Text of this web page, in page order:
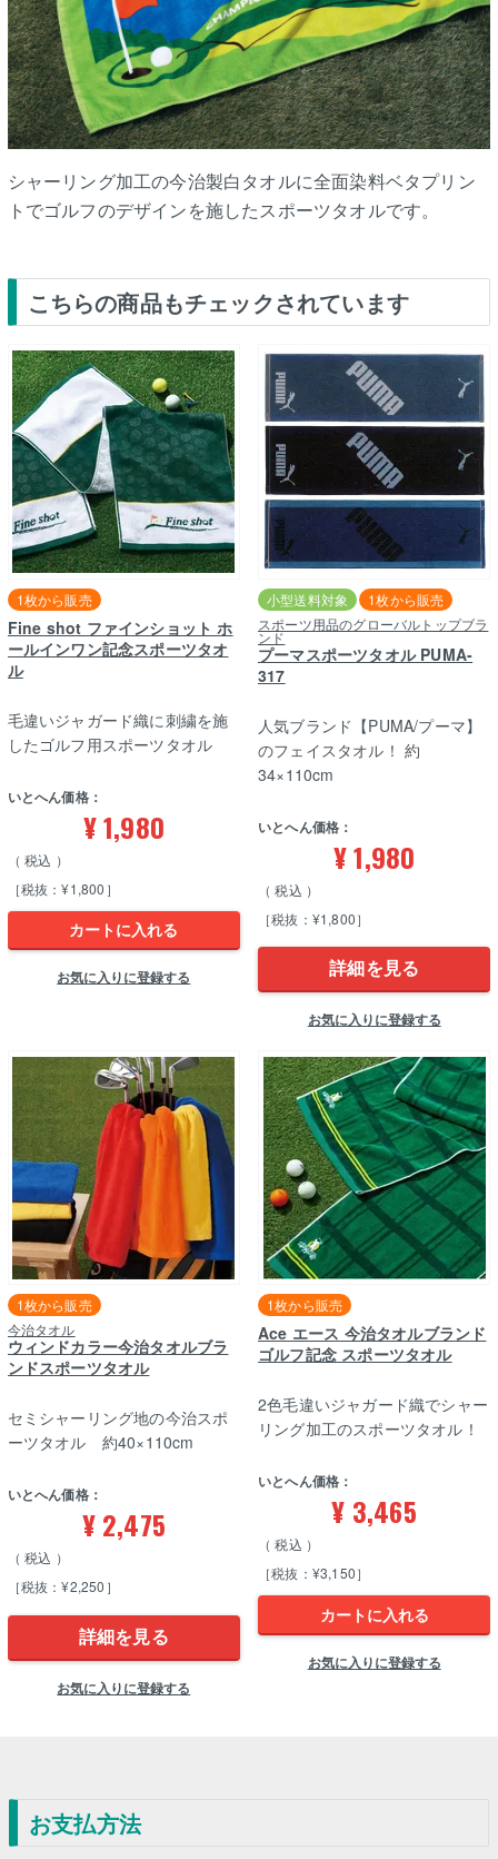
シャーリング加工の今治製白タオルに全面染料ベタプリン
トでゴルフのデザインを施したスポーツタオルです。
こちらの商品もチェックされています
Fine shot ファインショット ホ
ールインワン記念スポーツタオ
ル
1枚から販売
いとへん価格：
¥1,980
税込
［税抜：¥1,800］
毛違いジャガード織に刺繍を施
したゴルフ用スポーツタオル
カートに入れる
お気に入りに登録する
スポーツ用品のグローバルトップブラ
ンド
プーマスポーツタオル PUMA-
317
小型送料対象 1枚から販売
いとへん価格：
¥1,980
税込
［税抜：¥1,800］
人気ブランド【PUMA/プーマ】
のフェイスタオル！ 約
34×110cm
詳細を見る
お気に入りに登録する
今治タオル
ウィンドカラー今治タオルブラ
ンドスポーツタオル
1枚から販売
いとへん価格：
¥ 2,475
税込
［税抜：¥2,250］
セミシャーリング地の今治スポ
ーツタオル 約40×110cm
詳細を見る
お気に入りに登録する
Ace エース 今治タオルブランド
ゴルフ記念 スポーツタオル
1枚から販売
いとへん価格：
¥ 3,465
税込
［税抜：¥3,150］
2色毛違いジャガード織でシャー
リング加工のスポーツタオル！
カートに入れる
お気に入りに登録する
お支払方法